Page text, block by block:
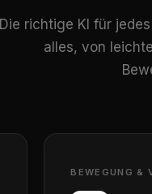
Die richtige KI für
alles, von
BEWEGUNG &